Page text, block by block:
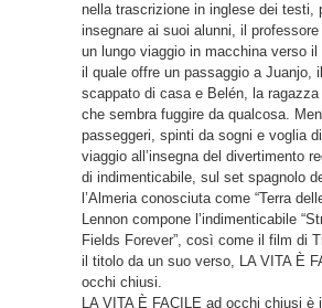
nella trascrizione in inglese dei testi,
insegnare ai suoi alunni, il professore
un lungo viaggio in macchina verso il
il quale offre un passaggio a Juanjo,
scappato di casa e Belén, la ragazza
che sembra fuggire da qualcosa.
passeggeri, spinti da sogni e voglia
viaggio all’insegna del divertimento
di indimenticabile, sul set spagnolo
l’Almeria conosciuta come “Terra
Lennon compone l’indimenticabile
Fields Forever”, così come il film di
il titolo da un suo verso, LA VITA È
occhi chiusi.
LA VITA È FACILE ad occhi chiusi è